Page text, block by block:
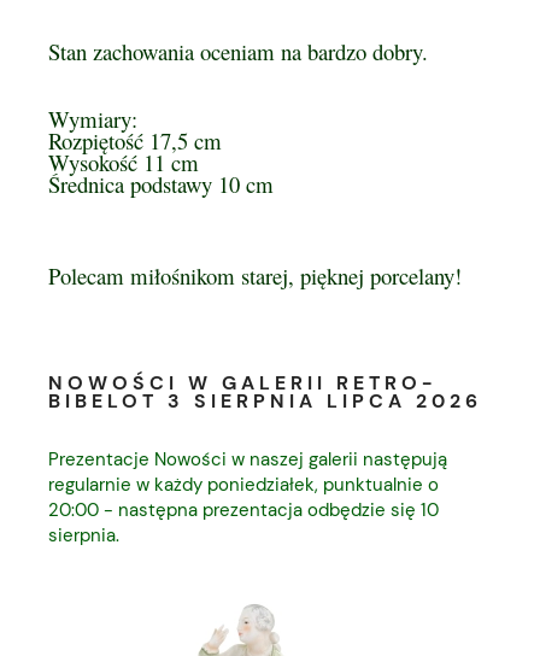
Stan zachowania oceniam na bardzo dobry.
Wymiary:
Rozpiętość 17,5 cm
Wysokość 11 cm
Średnica podstawy 10 cm
Polecam miłośnikom starej, pięknej porcelany!
NOWOŚCI W GALERII RETRO-
BIBELOT 3 SIERPNIA LIPCA 2026
Prezentacje Nowości w naszej galerii następują
regularnie w każdy poniedziałek, punktualnie o
20:00 - następna prezentacja odbędzie się 10
sierpnia.